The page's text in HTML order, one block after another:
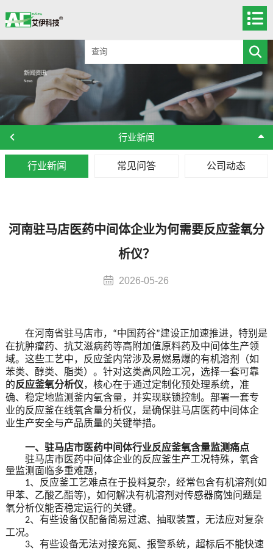
行业新闻
行业新闻 常见问答 公司动态
河南驻马店医药中间体企业为何需要反应釜氧分
析仪？
2026-05-26
在河南省驻马店市， “中国药谷”建设正加速推进，特别是
在抗肿瘤药、抗艾滋病药等高附加值原料药及中间体生产领
域。这些工艺中，反应釜内常涉及易燃易爆的有机溶剂（如
苯类、醇类、脂类）。针对这类高风险工况，选择一套可靠
的反应釜氧分析仪，核心在于通过定制化预处理系统， 准
确、稳定地监测釜内氧含量，并实现联锁控制。部署一套专
业的反应釜在线氧含量分析仪，是确保驻马店医药中间体企
业生产安全与产品质量的关键举措。
一、驻马店市医药中间体行业反应釜氧含量监测痛点
驻马店市医药中间体企业的反应釜生产工况特殊，氧含
量监测面临多重难题，
1、 反应釜工艺难点在于投料复杂，经常包含有机溶剂 (如
甲苯、乙酸乙酯等)， 如何解决有机溶剂对传感器腐蚀问题是
氧分析仪能否稳定运行的关键。
2、有些设备仅配备简易过滤、抽取装置，无法应对复杂
工况。
3、有些设备无法对接充氮、报警系统，超标后不能快速